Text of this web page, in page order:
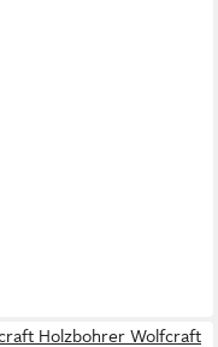
Holzbohrer Wolfcraft